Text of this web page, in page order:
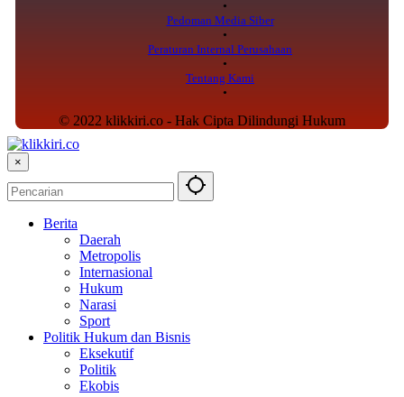
Pedoman Media Siber
Peraturan Internal Perusahaan
Tentang Kami
© 2022 klikkiri.co - Hak Cipta Dilindungi Hukum
×
Berita
Daerah
Metropolis
Internasional
Hukum
Narasi
Sport
Politik Hukum dan Bisnis
Eksekutif
Politik
Ekobis